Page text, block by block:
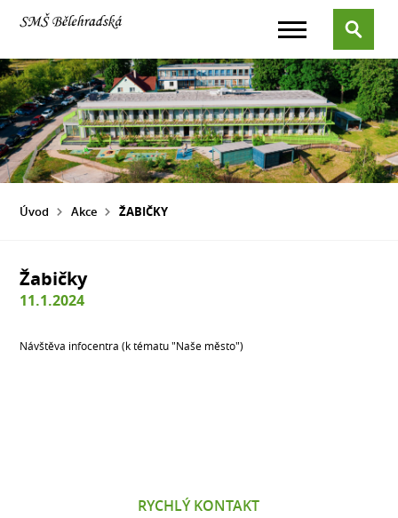
Úvod Akce ŽABIČKY
Žabičky
11.1.2024
Návštěva infocentra (k tématu "Naše město")
RYCHLÝ KONTAKT